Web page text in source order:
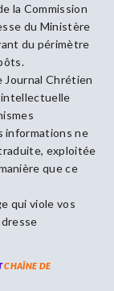
la Commission
du Ministère
du périmètre
Chrétien
informations ne
exploitée
que ce
qui viole vos
CHAÎNE DE